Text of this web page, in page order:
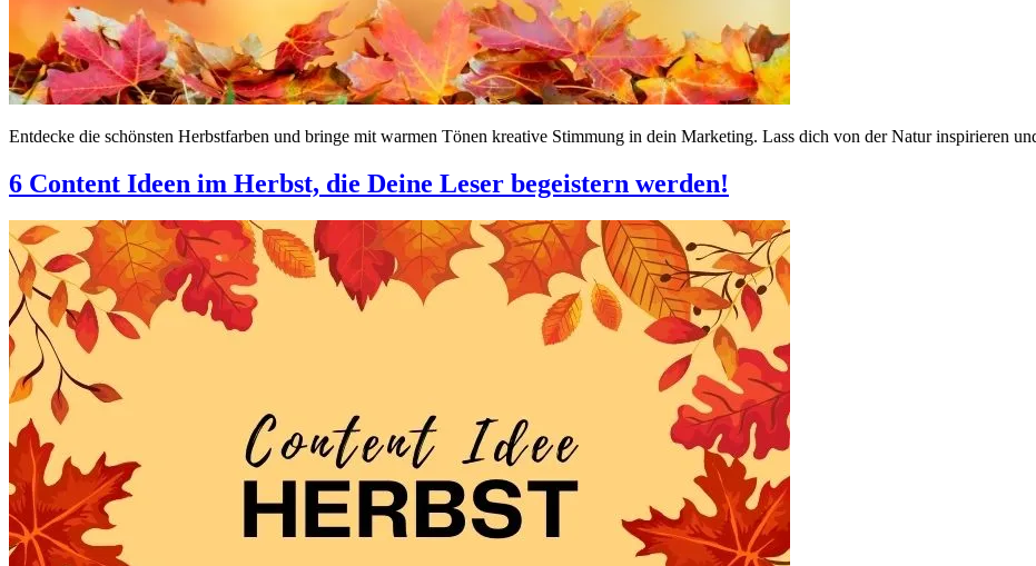
Entdecke die schönsten Herbstfarben und bringe mit warmen Tönen kreative Stimmung in dein Marketing. Lass dich von der Natur inspirieren
6 Content Ideen im Herbst, die Deine Leser begeistern werden!